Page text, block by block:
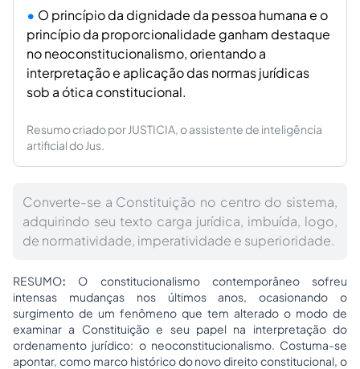
O princípio da dignidade da pessoa humana e o
princípio da proporcionalidade ganham destaque
no neoconstitucionalismo, orientando a
interpretação e aplicação das normas jurídicas
sob a ótica constitucional.
Resumo criado por JUSTICIA, o assistente de inteligência
artificial do Jus.
Converte-se a Constituição no centro do sistema,
adquirindo seu texto carga jurídica, imbuída, logo,
de normatividade, imperatividade e superioridade.
RESUMO: O constitucionalismo contemporâneo sofreu
intensas mudanças nos últimos anos, ocasionando o
surgimento de um fenômeno que tem alterado o modo de
examinar a Constituição e seu papel na interpretação do
ordenamento jurídico: o neoconstitucionalismo. Costuma-se
apontar, como marco histórico do novo direito constitucional, o